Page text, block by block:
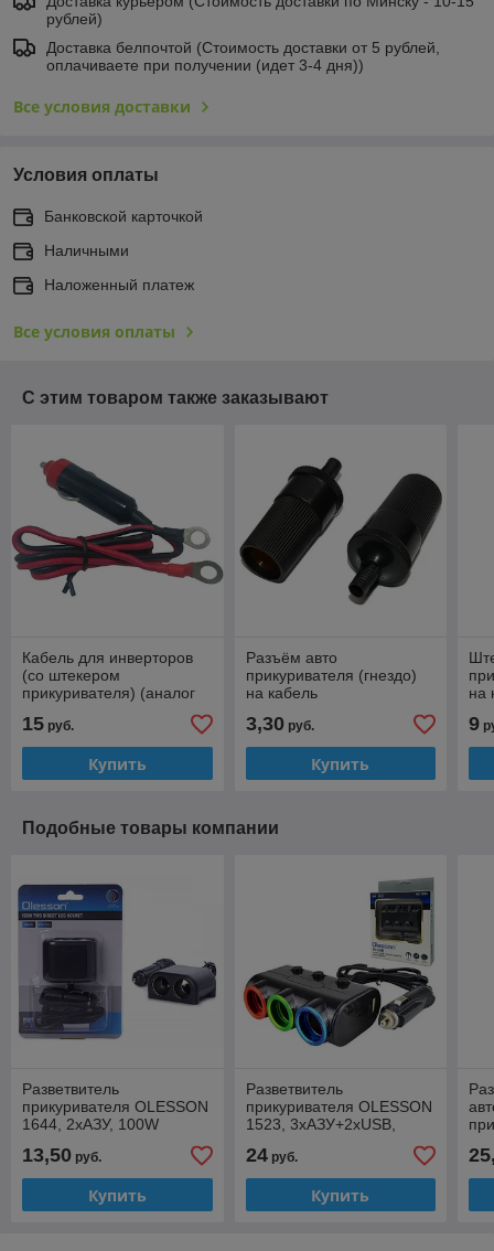
рублей)
Доставка белпочтой (Стоимость доставки от 5 рублей,
оплачиваете при получении (идет 3-4 дня))
Все условия доставки
Условия оплаты
Банковской карточкой
Наличными
Наложенный платеж
Все условия оплаты
С этим товаром также заказывают
Кабель для инверторов
(со штекером
прикуривателя) (аналог
15 руб.
Купить
Разъём авто
прикуривателя (гнездо)
на кабель
3,30руб.
Купить
на
9
Подобные товары компании
Разветвитель
прикуривателя OLESSON
1644, 2хАЗУ, 100W
13,50 руб.
Купить
Разветвитель
прикуривателя OLESSON
1523, 3хАЗУ+2хUSB,
24руб.
Купить